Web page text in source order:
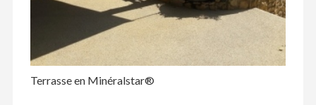
Terrasse en Minéralstar®